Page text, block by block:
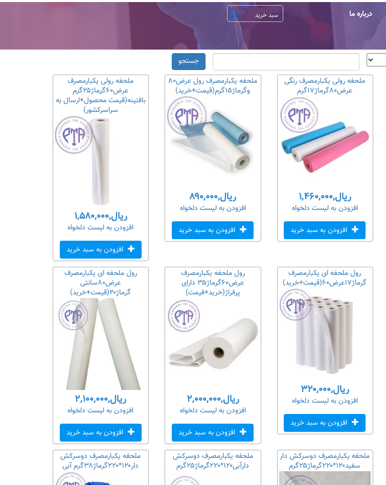
درباره ما
جستجو
ملحفه رولی یکبارمصرف
عرض۶۰گرماژ۲۵گرم
بافتینه(قیمت محصول+ارسال به
سراسرکشور)
ریال,۱,۵۸۰,۰۰۰
افزودن به لیست دلخواه
افزودن به سبد خرید
ملحفه یکبارمصرف رول عرض۸۰
وگرماژ۱۵گرم(قیمت+خرید)
ریال,۸۹۰,۰۰۰
افزودن به لیست دلخواه
افزودن به سبد خرید
ملحفه رولی یکبارمصرف رنگی
عرض۸۰گرماژ۱۷گرم
ریال,۱,۴۶۰,۰۰۰
افزودن به لیست دلخواه
افزودن به سبد خرید
رول ملحفه ای یکبارمصرف
عرض۸۰سانتی
گرماژ۲۰(قیمت+خرید)
ریال,۲,۱۰۰,۰۰۰
افزودن به لیست دلخواه
افزودن به سبد خرید
رول ملحفه یکبارمصرف
عرض۶۰گرماژ۳۵ دارای
پرفراژ(خرید+قیمت)
ریال,۲,۰۰۰,۰۰۰
افزودن به لیست دلخواه
افزودن به سبد خرید
رول ملحفه ای یکبارمصرف
گرماژ۱۷عرض۶۰(قیمت+خرید)
ریال,۳۲۰,۰۰۰
افزودن به لیست دلخواه
افزودن به سبد خرید
ملحفه یکبارمصرف دوسرکش
دار۱۲۰*۲۲۰گرماژ۳۸گرم آبی
ملحفه یکبارمصرف دوسرکش
دارآبی۱۲۰*۲۲۰گرماژ۲۵گرم
ملحفه یکبارمصرف دوسرکش دار
سفید۱۲۰*۲۲۰گرماژ۲۵گرم